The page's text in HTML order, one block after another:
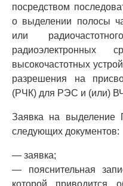
посредством
о выделении полосы
или
высокочастотных
разрешения на
(РЧК) для РЭС и (или)
Заявка на
следующих документов:
— заявка;
— пояснительная